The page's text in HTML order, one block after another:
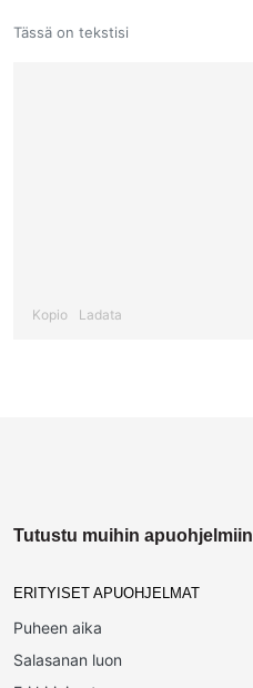
Tässä on tekstisi
Kopio Ladata
Tutustu muihin apuohjelmiin
ERITYISET APUOHJELMAT
Puheen aika
Salasanan luon